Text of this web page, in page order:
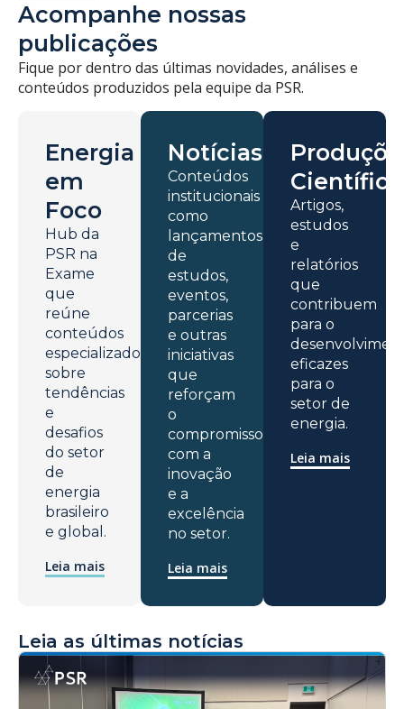
Acompanhe nossas
publicações
Fique por dentro das últimas novidades, análises e
conteúdos produzidos pela equipe da PSR.
Energia
em
Foco
Hub da
PSR na
Exame
que
reúne
conteúdos
especializados
sobre
tendências
e
desafios
do setor
de
energia
brasileiro
e global.
Leia mais
Notícias
Conteúdos
institucionais
como
lançamentos
de
estudos,
eventos,
parcerias
e outras
iniciativas
que
reforçam
o
compromisso
com a
inovação
e a
excelência
no setor.
Leia mais
Artigos,
estudos
e
relatórios
que
contribuem
para o
eficazes
para o
setor de
energia.
Leia mais
Leia as últimas notícias